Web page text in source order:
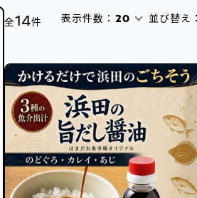
全14件 表示件数： 20 並び替え